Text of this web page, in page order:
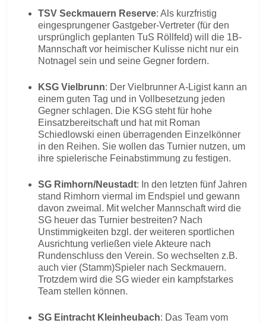
TSV Seckmauern Reserve: Als kurzfristig
eingesprungener Gastgeber-Vertreter (für den
ursprünglich geplanten TuS Röllfeld) will die 1B-
Mannschaft vor heimischer Kulisse nicht nur ein
Notnagel sein und seine Gegner fordern.
KSG Vielbrunn: Der Vielbrunner A-Ligist kann an
einem guten Tag und in Vollbesetzung jeden
Gegner schlagen. Die KSG steht für hohe
Einsatzbereitschaft und hat mit Roman
Schiedlowski einen überragenden Einzelkönner
in den Reihen. Sie wollen das Turnier nutzen, um
ihre spielerische Feinabstimmung zu festigen.
SG Rimhorn/Neustadt: In den letzten fünf Jahren
stand Rimhorn viermal im Endspiel und gewann
davon zweimal. Mit welcher Mannschaft wird die
SG heuer das Turnier bestreiten? Nach
Unstimmigkeiten bzgl. der weiteren sportlichen
Ausrichtung verließen viele Akteure nach
Rundenschluss den Verein. So wechselten z.B.
auch vier (Stamm)Spieler nach Seckmauern.
Trotzdem wird die SG wieder ein kampfstarkes
Team stellen können.
SG Eintracht Kleinheubach: Das Team vom